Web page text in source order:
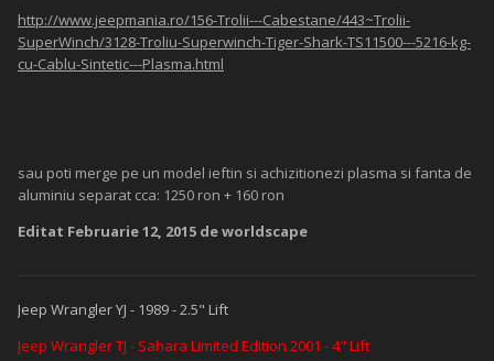
http://www.jeepmania.ro/156-Trolii---Cabestane/443~Trolii-
SuperWinch/3128-Troliu-Superwinch-Tiger-Shark-TS11500---5216-kg-
cu-Cablu-Sintetic---Plasma.html
sau poti merge pe un model ieftin si achizitionezi plasma si fanta de
aluminiu separat cca: 1250 ron + 160 ron
Editat Februarie 12, 2015 de worldscape
Jeep Wrangler YJ - 1989 - 2.5" Lift
Jeep Wrangler TJ - Sahara Limited Edition 2001 - 4" Lift